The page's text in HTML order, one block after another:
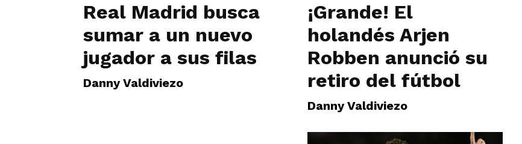
Real Madrid busca
sumar a un nuevo
jugador a sus filas
Danny Valdiviezo
¡Grande! El
holandés Arjen
Robben anunció su
retiro del fútbol
Danny Valdiviezo